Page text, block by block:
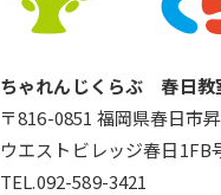
ちゃれんじくらぶ 春日教
〒816-0851 福岡県春日市
ウエストビレッジ春日1FB
TEL.092-589-3421